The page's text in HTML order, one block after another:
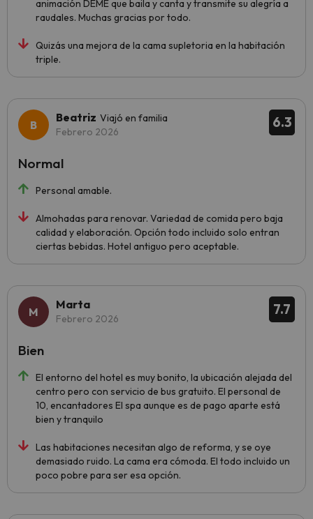
animación DEME que baila y canta y transmite su alegría a
raudales. Muchas gracias por todo.
Quizás una mejora de la cama supletoria en la habitación
triple.
6.3
Beatriz Viajó en familia
Febrero 2026
Personal amable.
Almohadas para renovar. Variedad de comida pero baja
calidad y elaboración. Opción todo incluido solo entran
ciertas bebidas. Hotel antiguo pero aceptable.
Normal
7.7
Marta
Febrero 2026
El entorno del hotel es muy bonito, la ubicación alejada del
centro pero con servicio de bus gratuito. El personal de
10, encantadores El spa aunque es de pago aparte está
bien y tranquilo
Las habitaciones necesitan algo de reforma, y se oye
demasiado ruido. La cama era cómoda. El todo incluido un
poco pobre para ser esa opción.
Bien